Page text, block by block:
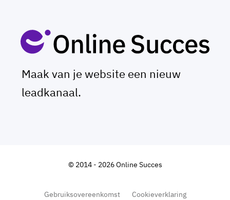
Maak van je website een nieuw
leadkanaal.
© 2014 - 2026 Online Succes
Gebruiksovereenkomst Cookieverklaring